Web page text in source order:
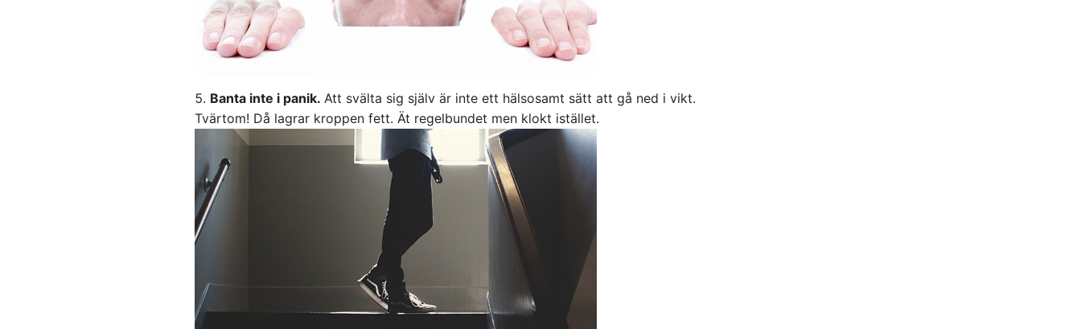
Banta inte i panik. Att svälta sig själv är inte ett hälsosamt sätt att gå ned i vikt.
Tvärtom! Då lagrar kroppen fett. Ät regelbundet men klokt istället.